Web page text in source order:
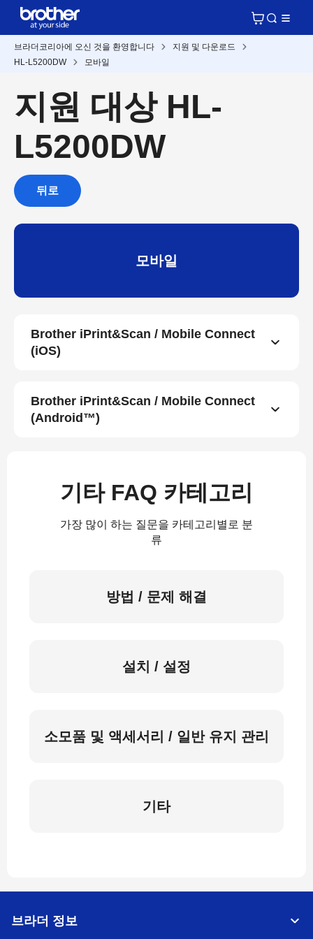
브라더코리아에 오신 것을 환영합니다
지원 및 다운로드
HL-L5200DW
모바일
지원 대상 HL-
L5200DW
뒤로
모바일
Brother iPrint&Scan / Mobile Connect
(iOS)
Brother iPrint&Scan / Mobile Connect
(Android™)
기타 FAQ 카테고리
가장 많이 하는 질문을 카테고리별로 분
류
방법 / 문제 해결
설치 / 설정
소모품 및 액세서리 / 일반 유지 관리
기타
브라더 정보